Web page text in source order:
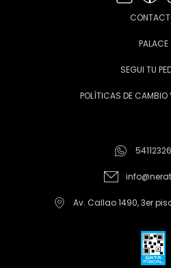
PALACE
SEGUI TU
POLÍTICAS DE CAMBIO
Av. Callao 1490, 3er